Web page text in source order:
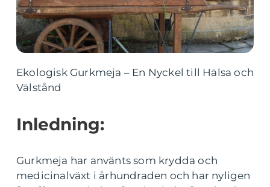
Ekologisk Gurkmeja – En Nyckel till Hälsa och
Välstånd
Inledning:
Gurkmeja har använts som krydda och
medicinalväxt i århundraden och har nyligen